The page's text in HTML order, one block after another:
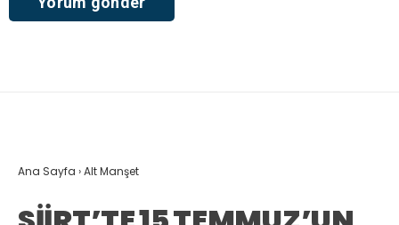
Ana Sayfa ›Alt Manşet